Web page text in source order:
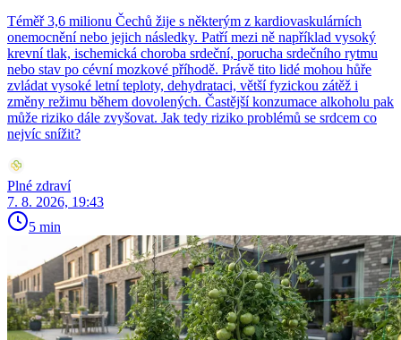
Téměř 3,6 milionu Čechů žije s některým z kardiovaskulárních
onemocnění nebo jejich následky. Patří mezi ně například vysoký
krevní tlak, ischemická choroba srdeční, porucha srdečního rytmu
nebo stav po cévní mozkové příhodě. Právě tito lidé mohou hůře
zvládat vysoké letní teploty, dehydrataci, větší fyzickou zátěž i
změny režimu během dovolených. Častější konzumace alkoholu pak
může riziko dále zvyšovat. Jak tedy riziko problémů se srdcem co
nejvíc snížit?
Plné zdraví
7. 8. 2026, 19:43
5 min